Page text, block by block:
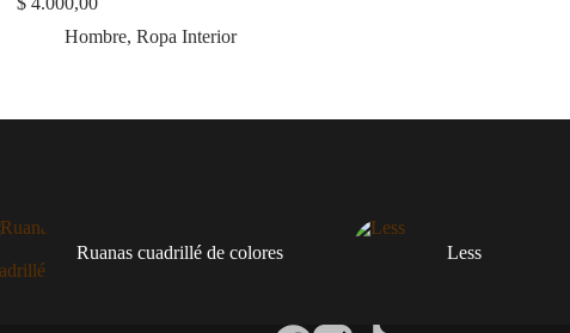
Hombre, Ropa Interior
Ruanas cuadrillé de colores Less